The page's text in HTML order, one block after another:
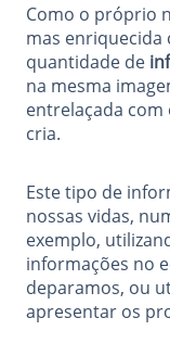
Como o próprio
mas enriquecida
quantidade de
na mesma
entrelaçada
cria.
Este tipo de
nossas vidas,
exemplo,
informações no
deparamos, ou
apresentar os